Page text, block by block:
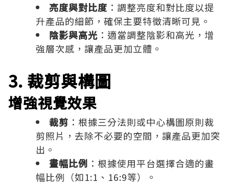
亮度與對比度 ：調整亮度和對比度以提
升產品的細節，確保主要特徵清晰可見。
陰影與高光 ：適當調整陰影和高光，增
強層次感，讓產品更加立體。
3. 裁剪與構圖
增強視覺效果
裁剪 ：根據三分法則或中心構圖原則裁
剪照片，去除不必要的空間，讓產品更加突
出。
畫幅比例 ：根據使用平台選擇合適的畫
幅比例（如1:1、16:9等）。